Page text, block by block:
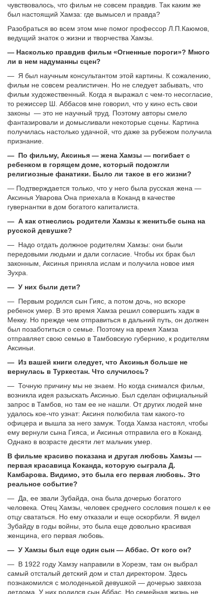
чувствовалось, что фильм не совсем правдив. Так каким же
был настоящий Хамза: где вымысел и правда?
Разобраться во всем этом мне помог профессор Л.П.Каюмов,
ведущий знаток о жизни и творчества Хамзы.
— Насколько правдив фильм «Огненные пороги»? Много
ли в нем надуманны сцен?
— Я был научным консультантом этой картины. К сожалению,
фильм не совсем реалистичен. Но не следует забывать, что
фильм художественный. Когда я выражал с чем-то несогласие,
то режиссер Ш. Аббасов мне говорил, что у кино есть свои
законы — это не научный труд. Поэтому авторы смело
фантазировали и домысливали некоторые сцены. Картина
получилась настолько удачной, что даже за рубежом получила
признание.
— По фильму, Аксинья — жена Хамзы — погибает с
ребенком в горящем доме, который подожгли
религиозные фанатики. Было ли такое в его жизни?
— Подтверждается только, что у него была русская жена —
Аксинья Уварова Она приехала в Коканд в качестве
гувернантки в дом богатого капиталиста.
— А как отнеслись родители Хамзы к женитьбе сына на
русской девушке?
— Надо отдать должное родителям Хамзы: они были
передовыми людьми и дали согласие. Чтобы их брак был
законным, Аксинья приняла ислам и получила новое имя
Зухра.
— У них были дети?
— Первым родился сын Гияс, а потом дочь, но вскоре
ребенок умер. В это время Хамза решил совершить хадж в
Мекку. Но прежде чем отправиться в дальний путь, он должен
был позаботиться о семье. Поэтому на время Хамза
отправляет свою семью в Тамбовскую губернию, к родителям
Аксиньи.
— Из вашей книги следует, что Аксинья больше не
вернулась в Туркестан. Что случилось?
— Точную причину мы не знаем. Но когда снимался фильм,
возникла идея разыскать Аксинью. Был сделан официальный
запрос в Тамбов, но там ее не нашли. От других людей мне
удалось кое-что узнат: Аксиня полюбила там какого-то
офицера и вышла за него замуж. Тогда Хамза настоял, чтобы
ему вернули сына Гияса, и Аксинья отправила его в Коканд.
Однако в возрасте десяти лет мальчик умер.
В фильме красиво показана и другая любовь Хамзы —
первая красавица Коканда, которую сыграла Д.
Камбарова. Видимо, это была его первая любовь. Это
реальное событие?
— Да, ее звали Зубайда, она была дочерью богатого
человека. Отец Хамзы, человек среднего сословия пошел к ее
отцу свататься. Но ему отказали и еще оскорбили. Я видел
Зубайду в годы войны, это была еще довольно красивая
женщина, его первая любовь.
— У Хамзы был еще один сын — Аббас. От кого он?
— В 1922 году Хамзу направили в Хорезм, там он выбрал
самый отсталый детский дом и стал директором. Здесь
познакомился с молоденькой девушкой — дочерью завхоза
детдома. У них родился сын Аббас. Но семейная жизнь не